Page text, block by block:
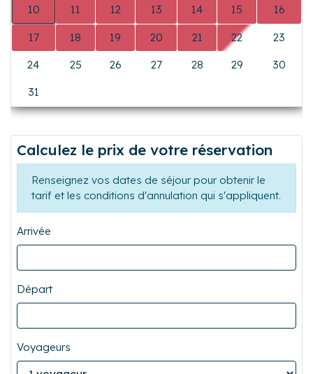
10 11 12 13 14 15 16
17 18 19 20 21 22 23
24 25 26 27 28 29 30
31
Calculez le prix de votre réservation
Renseignez vos dates de séjour pour obtenir le
tarif et les conditions d'annulation qui s'appliquent.
Arrivée
Départ
Voyageurs